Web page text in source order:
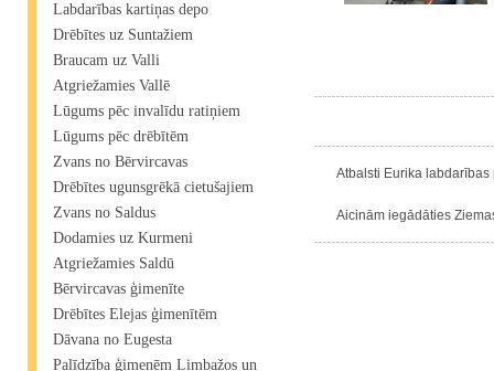
Labdarības kartiņas depo
Drēbītes uz Suntažiem
Braucam uz Valli
Atgriežamies Vallē
Lūgums pēc invalīdu ratiņiem
Lūgums pēc drēbītēm
Zvans no Bērvircavas
Drēbītes ugunsgrēkā cietušajiem
Zvans no Saldus
Dodamies uz Kurmeni
Atgriežamies Saldū
Bērvircavas ģimenīte
Drēbītes Elejas ģimenītēm
Dāvana no Eugesta
Palīdzība ģimenēm Limbažos un
Atbalsti Eurika
Aicinām iegādāties